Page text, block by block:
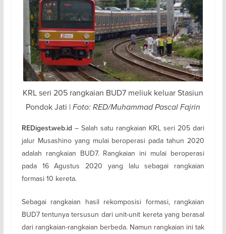
KRL seri 205 rangkaian BUD7 meliuk keluar Stasiun
Pondok Jati | Foto: RED/Muhammad Pascal Fajrin
REDigest.web.id– Salah satu rangkaian KRL seri 205 dari
jalur Musashino yang mulai beroperasi pada tahun 2020
adalah rangkaian BUD7. Rangkaian ini mulai beroperasi
pada 16 Agustus 2020 yang lalu sebagai rangkaian
formasi 10 kereta.
Sebagai rangkaian hasil rekomposisi formasi, rangkaian
BUD7 tentunya tersusun dari unit-unit kereta yang berasal
dari rangkaian-rangkaian berbeda. Namun rangkaian ini tak